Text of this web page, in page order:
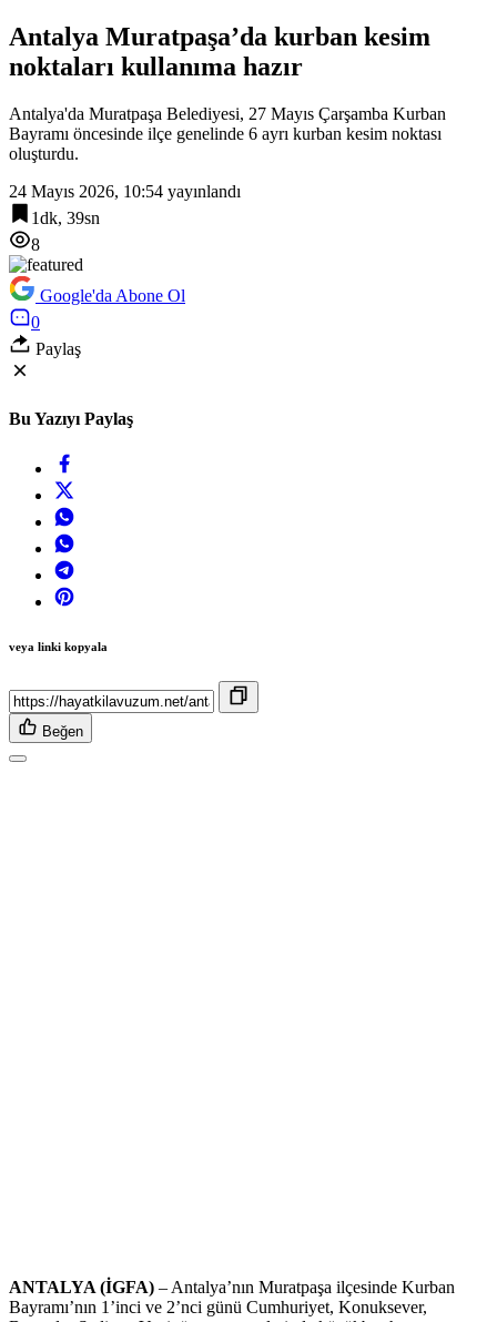
Antalya Muratpaşa’da kurban kesim
noktaları kullanıma hazır
Antalya'da Muratpaşa Belediyesi, 27 Mayıs Çarşamba Kurban
Bayramı öncesinde ilçe genelinde 6 ayrı kurban kesim noktası
oluşturdu.
24 Mayıs 2026, 10:54 yayınlandı
1dk, 39sn
8
Google'da Abone Ol
0
Paylaş
Bu Yazıyı Paylaş
veya linki kopyala
Beğen
ANTALYA (İGFA) – Antalya’nın Muratpaşa ilçesinde Kurban
Bayramı’nın 1’inci ve 2’nci günü Cumhuriyet, Konuksever,